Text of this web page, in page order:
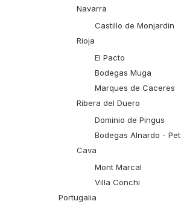
Navarra
Castillo de Monjardin
Rioja
El Pacto
Bodegas Muga
Marques de Caceres
Ribera del Duero
Dominio de Pingus
Bodegas Alnardo -
Cava
Mont Marcal
Villa Conchi
Portugalia